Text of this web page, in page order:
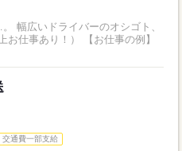
幅広いドライバーのオシゴト、
！） 【お仕事の例】
交通費一部支給